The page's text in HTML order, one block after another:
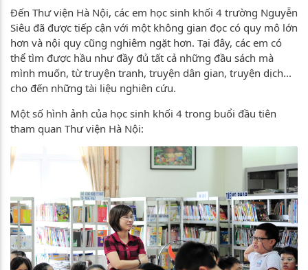
Đến Thư viện Hà Nội, các em học sinh khối 4 trường Nguyễn
Siêu đã được tiếp cận với một không gian đọc có quy mô lớn
hơn và nội quy cũng nghiêm ngặt hơn. Tại đây, các em có
thể tìm được hầu như đầy đủ tất cả những đầu sách mà
mình muốn, từ truyện tranh, truyện dân gian, truyện dịch...
cho đến những tài liệu nghiên cứu.
Một số hình ảnh của học sinh khối 4 trong buổi đầu tiên
tham quan Thư viện Hà Nội: